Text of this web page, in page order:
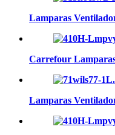
Lamparas
Carrefour
Lamparas